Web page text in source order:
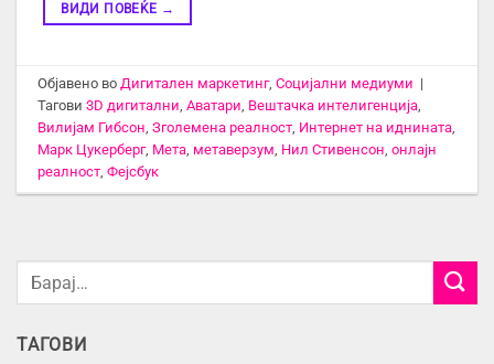
ВИДИ ПОВЕЌЕ →
Објавено воДигитален маркетинг,Социјални медиуми |
Тагови3D дигитални,Аватари, Вештачка интелигенција,
Вилијам Гибсон,Зголемена реалност, Интернет на иднината,
Марк Цукерберг, Мета, метаверзум, Нил Стивенсон,онлајн
реалност,Фејсбук
ТАГОВИ